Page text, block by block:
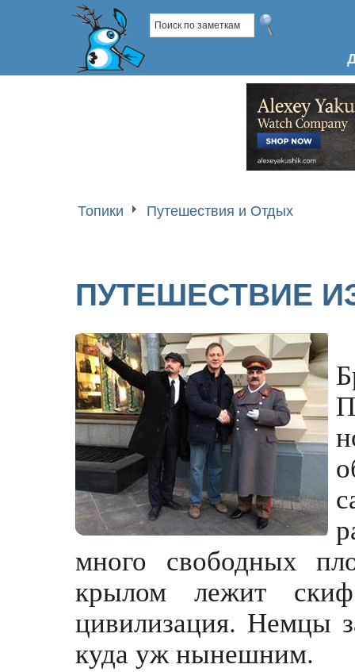
Топики Путешествия и Отдых
ПУТЕШЕСТВИЕ
много свободных
крылом лежит
цивилизация. Немцы
куда уж нынешним.